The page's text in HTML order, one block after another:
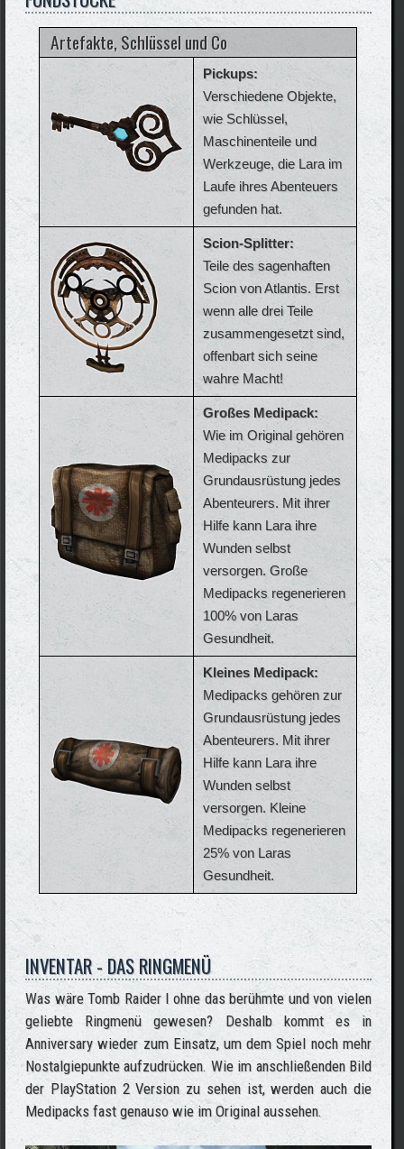
Artefakte, Schlüssel und Co
Pickups:
Verschiedene Objekte,
wie Schlüssel,
Maschinenteile und
Werkzeuge, die Lara im
Laufe ihres Abenteuers
gefunden hat.
Scion-Splitter:
Teile des sagenhaften
Scion von Atlantis. Erst
wenn alle drei Teile
zusammengesetzt sind,
offenbart sich seine
wahre Macht!
Großes Medipack:
Wie im Original gehören
Medipacks zur
Grundausrüstung jedes
Abenteurers. Mit ihrer
Hilfe kann Lara ihre
Wunden selbst
versorgen. Große
Medipacks regenerieren
100% von Laras
Gesundheit.
Kleines Medipack:
Medipacks gehören zur
Grundausrüstung jedes
Abenteurers. Mit ihrer
Hilfe kann Lara ihre
Wunden selbst
versorgen. Kleine
Medipacks regenerieren
25% von Laras
Gesundheit.
INVENTAR - DAS RINGMENÜ
Was wäre Tomb Raider I ohne das berühmte und von vielen
geliebte Ringmenü gewesen? Deshalb kommt es in
Anniversary wieder zum Einsatz, um dem Spiel noch mehr
Nostalgiepunkte aufzudrücken. Wie im anschließenden Bild
der PlayStation 2 Version zu sehen ist, werden auch die
Medipacks fast genauso wie im Original aussehen.